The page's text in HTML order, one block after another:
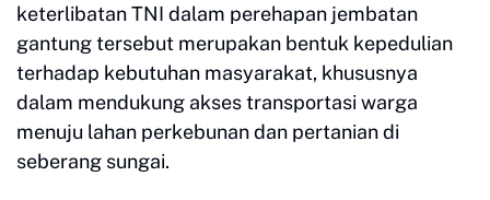
keterlibatan TNI dalam perehapan jembatan
gantung tersebut merupakan bentuk kepedulian
terhadap kebutuhan masyarakat, khususnya
dalam mendukung akses transportasi warga
menuju lahan perkebunan dan pertanian di
seberang sungai.